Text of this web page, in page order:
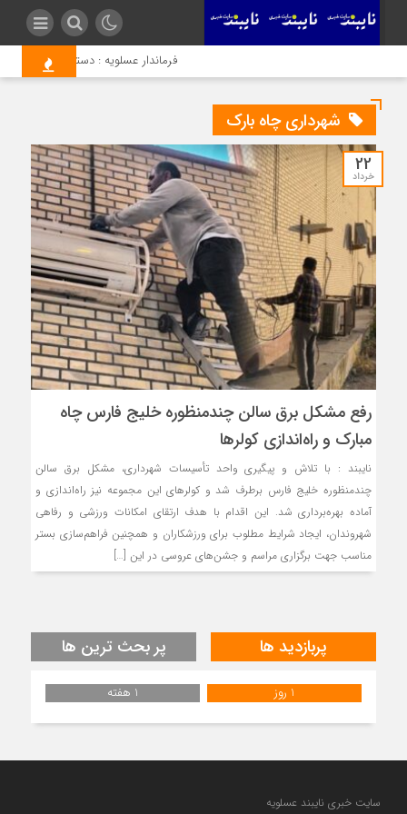
فرماندار عسلویه : دستگاه‌های اجرایی
شهرداری چاه بارک
22
خرداد
رفع مشکل برق سالن چندمنظوره خلیج فارس چاه
مبارک و راه‌اندازی کولرها
نایبند : با تلاش و پیگیری واحد تأسیسات شهرداری، مشکل برق سالن
چندمنظوره خلیج فارس برطرف شد و کولرهای این مجموعه نیز راه‌اندازی و
آماده بهره‌برداری شد. این اقدام با هدف ارتقای امکانات ورزشی و رفاهی
شهروندان، ایجاد شرایط مطلوب برای ورزشکاران و همچنین فراهم‌سازی بستر
مناسب جهت برگزاری مراسم و جشن‌های عروسی در این […]
پربازدید ها پر بحث ترین ها
1 روز 1 هفته
سایت خبری نایبند عسلویه